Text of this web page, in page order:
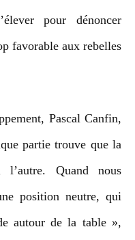
pour dénoncer
favorable aux rebelles
Pascal Canfin,
partie trouve que la
Quand nous
position neutre, qui
autour de la table »,